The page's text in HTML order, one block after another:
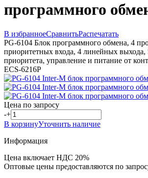
программного
В избранноеСравнитьРаспечатать
PG-6104 Блок программного обмена, 4
приоритетных входа, 4 линейных выхода,
приоритета, управление и питание от
ECS-6216P
Цена по запросу
-+
В корзинуУточнить наличие
Информация
Цена включает НДС 20%
Оптовые цены предоставляются по